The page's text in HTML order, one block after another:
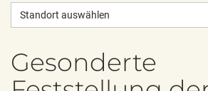
Standort auswählen
Gesonderte